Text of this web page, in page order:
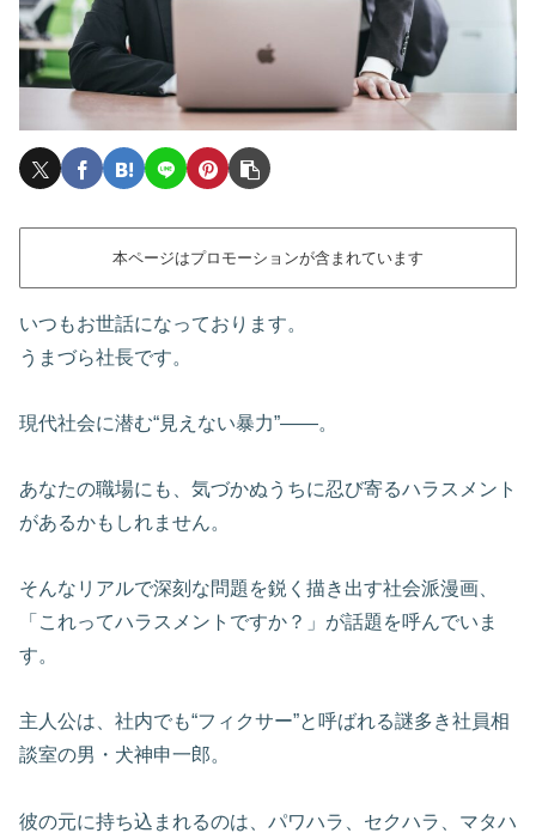
本ページはプロモーションが含まれています
いつもお世話になっております。
うまづら社長です。
現代社会に潜む“見えない暴力”——。
あなたの職場にも、気づかぬうちに忍び寄るハラスメント
があるかもしれません。
そんなリアルで深刻な問題を鋭く描き出す社会派漫画、
「これってハラスメントですか？」が話題を呼んでいま
す。
主人公は、社内でも“フィクサー”と呼ばれる謎多き社員相
談室の男・犬神申一郎。
彼の元に持ち込まれるのは、パワハラ、セクハラ、マタハ